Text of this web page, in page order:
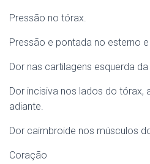
Pressão no tórax.
Pressão e pontada no esterno
Dor nas cartilagens esquerda
Dor incisiva nos lados do tórax,
adiante.
Dor caimbroide nos músculos
Coração